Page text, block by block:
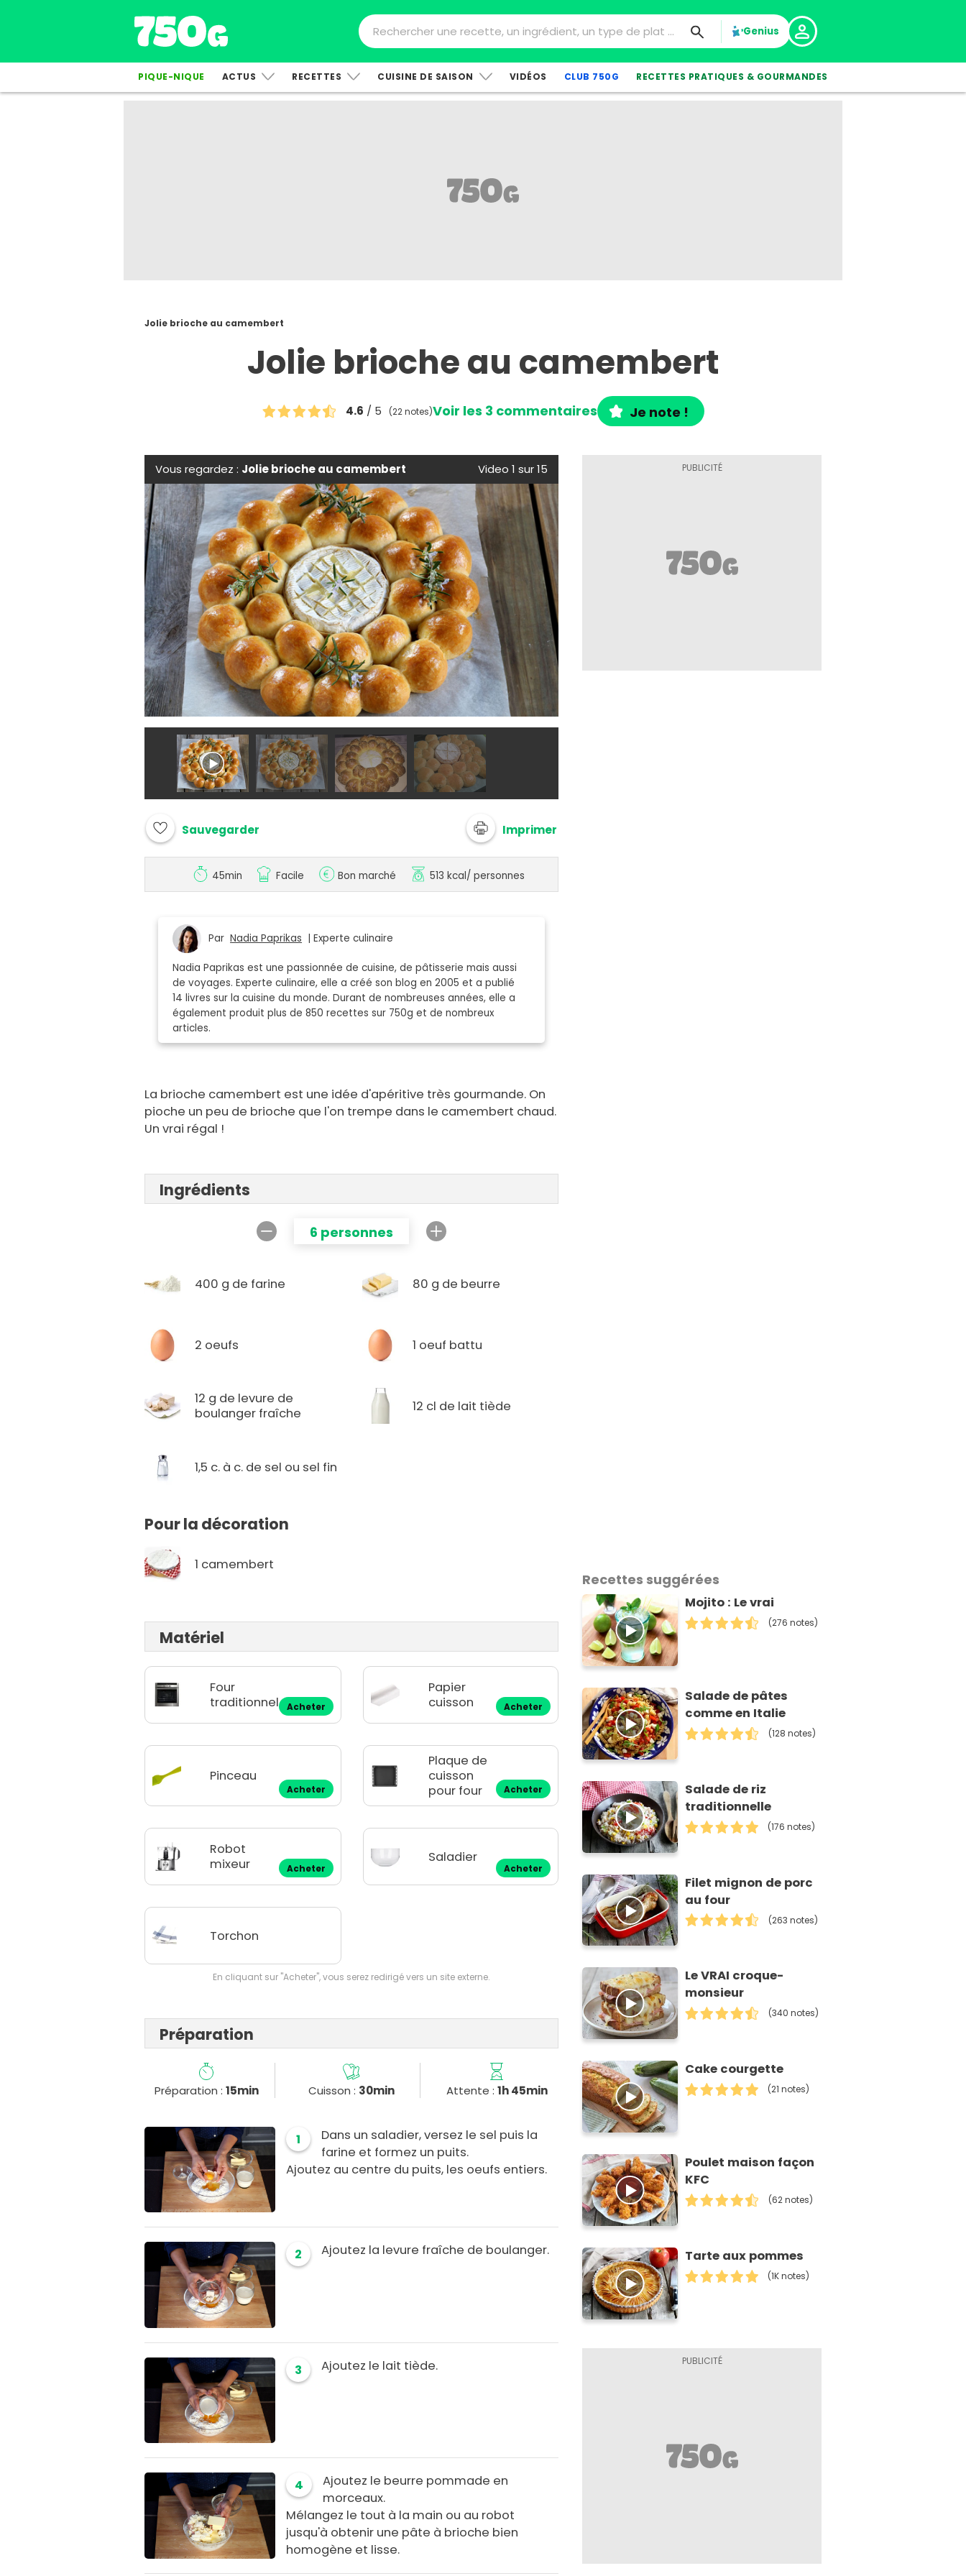
Genius
PIQUE-NIQUE ACTUS RECETTES CUISINE DE SAISON VIDÉOS CLUB 750G RECETTES PRATIQUES & GOURMANDES
Jolie brioche au camembert
Jolie brioche au camembert
4.6 / 5 (22 notes)Voir les 3 commentaires Je note !
Vous regardez : Jolie brioche au camembert Video 1 sur 15
Sauvegarder Imprimer
45min Facile Bon marché 513 kcal/ personnes
ParNadia Paprikas | Experte culinaire
Nadia Paprikas est une passionnée de cuisine, de pâtisserie mais aussi
de voyages. Experte culinaire, elle a créé son blog en 2005 et a publié
14 livres sur la cuisine du monde. Durant de nombreuses années, elle a
également produit plus de 850 recettes sur 750g et de nombreux
articles.
La brioche camembert est une idée d'apéritive très gourmande. On
pioche un peu de brioche que l'on trempe dans le camembert chaud.
Un vrai régal !
Ingrédients
6 personnes
400 g de farine 80 g de beurre
2 oeufs 1 oeuf battu
12 g de levure de
boulanger fraîche
12 cl de lait tiède
1,5 c. à c. de sel ou sel fin
Pour la décoration
1 camembert
Matériel
Four
traditionnel
Acheter
Papier
cuisson
Acheter
Pinceau
Acheter
Plaque de
cuisson
pour four
Acheter
Robot
mixeur
Acheter
Saladier
Acheter
Torchon
En cliquant sur "Acheter", vous serez redirigé vers un site externe.
Préparation
Préparation : 15min Cuisson : 30min Attente : 1h 45min
1
Dans un saladier, versez le sel puis la
farine et formez un puits.
Ajoutez au centre du puits, les oeufs entiers.
2 Ajoutez la levure fraîche de boulanger.
3 Ajoutez le lait tiède.
4
Ajoutez le beurre pommade en
morceaux.
Mélangez le tout à la main ou au robot
jusqu'à obtenir une pâte à brioche bien
homogène et lisse.
Recettes suggérées
Mojito : Le vrai
(276 notes)
Salade de pâtes
comme en Italie
(128 notes)
Salade de riz
traditionnelle
(176 notes)
Filet mignon de porc
au four
(263 notes)
Le VRAI croque-
monsieur
(340 notes)
Cake courgette
(21 notes)
Poulet maison façon
KFC
(62 notes)
Tarte aux pommes
(1K notes)